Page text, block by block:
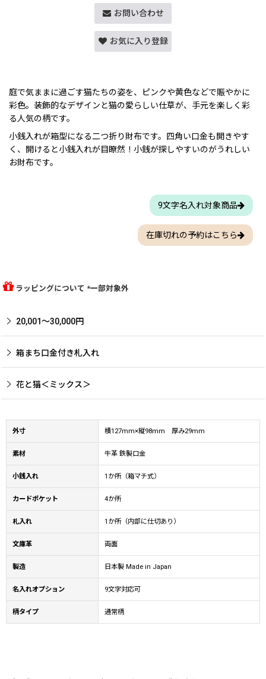
お問い合わせ
お気に入り登録
庭で気ままに過ごす猫たちの姿を、ピンクや黄色などで賑やかに
彩色。装飾的なデザインと猫の愛らしい仕草が、手元を楽しく彩
る人気の柄です。
小銭入れが箱型になる二つ折り財布です。四角い口金も開きやす
く、開けると小銭入れが目瞭然！小銭が探しやすいのがうれしい
お財布です。
9文字名入れ対象商品
在庫切れの予約はこちら
ラッピングについて *一部対象外
20,001〜30,000円
箱まち口金付き札入れ
花と猫＜ミックス＞
外寸 横127mm×縦98mm 厚み29mm
素材 牛革 鉄製口金
小銭入れ 1か所（箱マチ式）
カードポケット 4か所
札入れ 1か所（内部に仕切あり）
文庫革 両面
製造 日本製 Made in Japan
名入れオプション 9文字対応可
柄タイプ 通常柄